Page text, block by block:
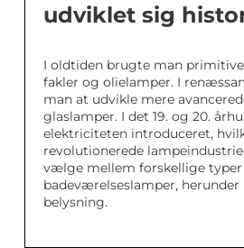
udviklet sig
I oldtiden brugte man
fakler og olielamper. I
man at udvikle mere
glaslamper. I det 19. og 20.
elektriciteten introduceret,
revolutionerede
vælge mellem forskellige typer
badeværelseslamper,
belysning.